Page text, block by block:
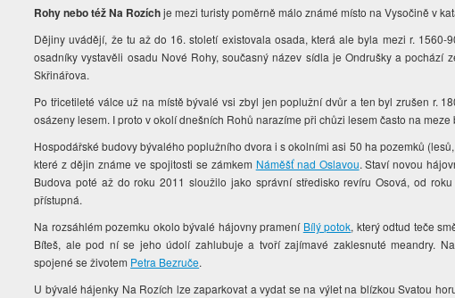
Rohy nebo též Na Rozíchje mezi turisty poměrně málo známé místo na Vysočině v
Dějiny uvádějí, že tu až do 16. století existovala osada, která ale byla mezi r. 1560-
osadníky vystavěli osadu Nové Rohy, současný název sídla je Ondrušky a pochází
Skřinářova.
Po třicetileté válce už na místě bývalé vsi zbyl jen poplužní dvůr a ten byl zrušen r.
osázeny lesem. I proto v okolí dnešních Rohů narazíme při chůzi lesem často na meze
Hospodářské budovy bývalého poplužního dvora i s okolními asi 50 ha pozemků
které z dějin známe ve spojitosti se zámkem Náměšť nad Oslavou. Staví novou
Budova poté až do roku 2011 sloužilo jako správní středisko revíru Osová, od
přístupná.
Na rozsáhlém pozemku okolo bývalé hájovny pramení Bílý potok, který odtud teče
Bíteš, ale pod ní se jeho údolí zahlubuje a tvoří zajímavé zaklesnuté meandry.
spojené se životem Petra Bezruče.
U bývalé hájenky Na Rozích lze zaparkovat a vydat se na výlet na blízkou Svatou